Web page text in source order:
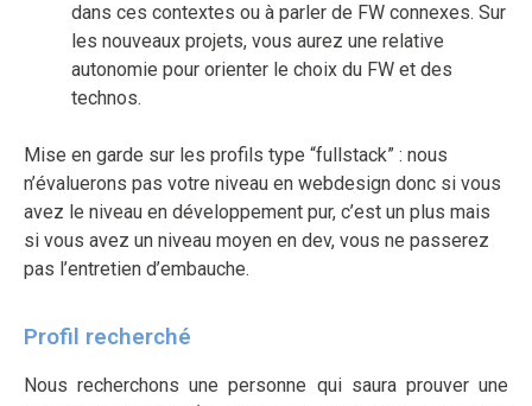
dans ces contextes ou à parler de FW connexes. Sur
les nouveaux projets, vous aurez une relative
autonomie pour orienter le choix du FW et des
technos.
Mise en garde sur les profils type “fullstack” : nous
n’évaluerons pas votre niveau en webdesign donc si vous
avez le niveau en développement pur, c’est un plus mais
si vous avez un niveau moyen en dev, vous ne passerez
pas l’entretien d’embauche.
Profil recherché
Nous recherchons une personne qui saura prouver une